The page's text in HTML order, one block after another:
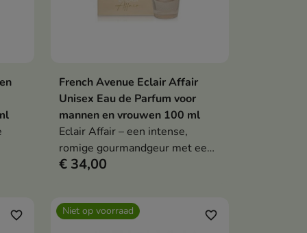
In winkelwagen
French Avenue Eclair Affair
Unisex Eau de Parfum voor
mannen en vrouwen 100 ml
Eclair Affair – een intense,
romige gourmandgeur met een
vleugje karamel, vanille en
€ 34,00
favorite_border Niet op voorraad favorite_border